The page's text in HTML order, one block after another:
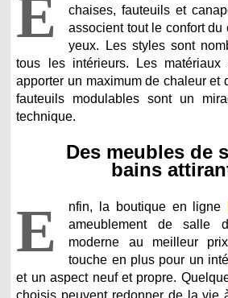
E
chaises, fauteuils et
associent tout le confort
yeux. Les styles sont
tous les intérieurs. Les matériaux
apporter un maximum de chaleur et
fauteuils modulables sont un
technique.
Des meubles de
bains
E nfin, la boutique en ligne
ameublement de salle
moderne au meilleur
touche en plus pour un
et un aspect neuf et propre.
choisis peuvent redonner de la vie